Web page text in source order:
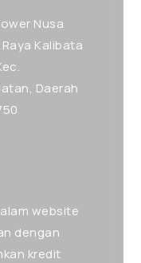
Nusa
Kalibata
Daerah
website
dengan
kredit